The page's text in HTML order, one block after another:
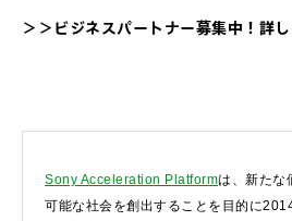
＞＞ビジネスパートナー募集中！詳
Sony Acceleration Platformは、新たな
可能な社会を創出することを目的に